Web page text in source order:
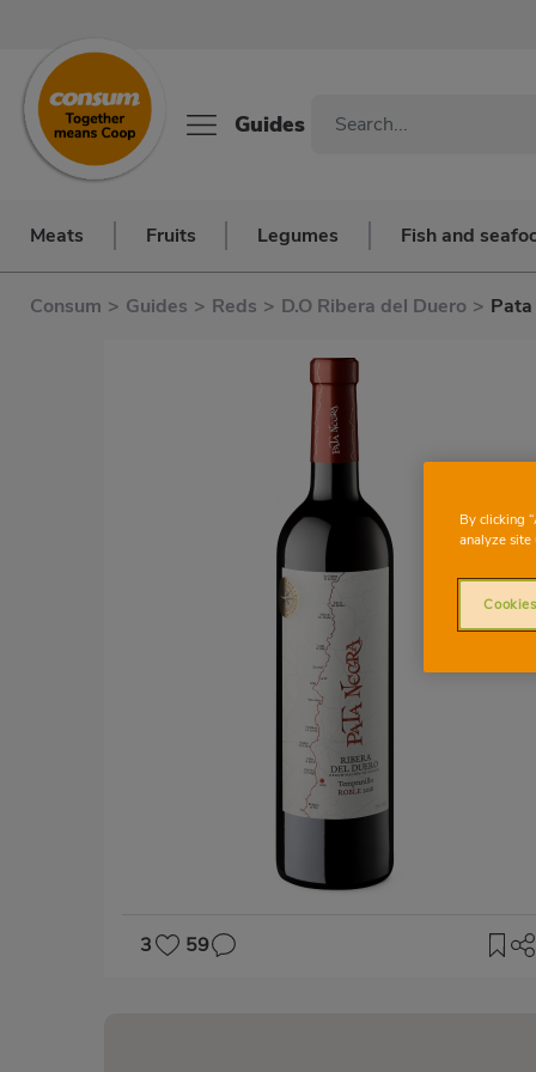
Guides
Meats Fruits Legumes Fish and
Consum > Guides > Reds > D.O Ribera del Duero >
3 59
By clicking
analyze site